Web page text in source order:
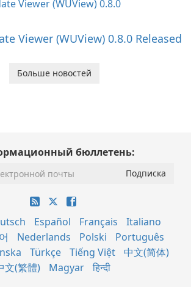
Viewer (WUView) 0.8.0 Released
Больше новостей
бюллетень:
Español Français
Italiano
Nederlands Polski
Português
Türkçe Tiếng Việt
中文(简体)
文(繁體)
Magyar हिन्दी